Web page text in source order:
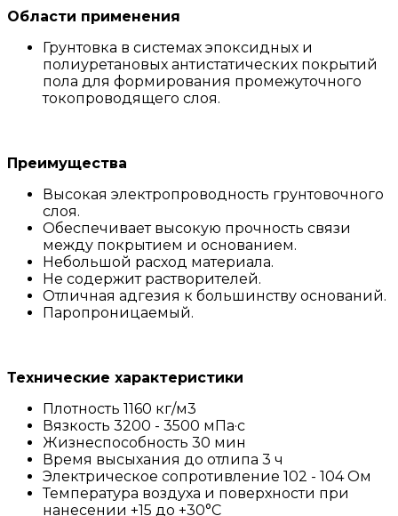
Области применения
Грунтовка в системах эпоксидных и
полиуретановых антистатических покрытий
пола для формирования промежуточного
токопроводящего слоя.
Преимущества
Высокая электропроводность грунтовочного
слоя.
Обеспечивает высокую прочность связи
между покрытием и основанием.
Небольшой расход материала.
Не содержит растворителей.
Отличная адгезия к большинству оснований.
Паропроницаемый.
Технические характеристики
Плотность 1160 кг/м3
Вязкость 3200 - 3500 мПа·с
Жизнеспособность 30 мин
Время высыхания до отлипа 3 ч
Электрическое сопротивление 102 - 104 Ом
Температура воздуха и поверхности при
нанесении +15 до +30°C